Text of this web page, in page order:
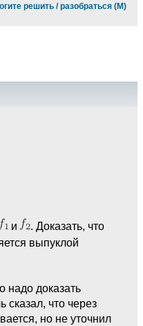
решить / разобраться (М)
и
. Доказать, что
выпуклой
надо доказать
сказал, что через
но не уточнил